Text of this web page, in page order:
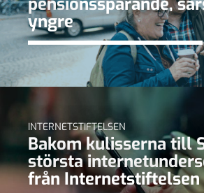
yngre
INTERNETSTIFTELSEN
Bakom kulisserna till
största
från Internetstiftelsen